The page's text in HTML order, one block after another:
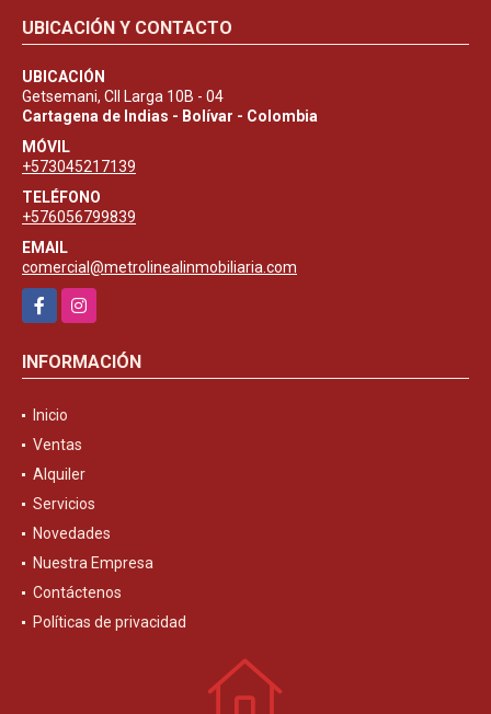
UBICACIÓN Y CONTACTO
UBICACIÓN
Getsemani, Cll Larga 10B - 04
Cartagena de Indias - Bolívar - Colombia
MÓVIL
+573045217139
TELÉFONO
+576056799839
EMAIL
comercial@metrolinealinmobiliaria.com
FacebookInstagram
INFORMACIÓN
Inicio
Ventas
Alquiler
Servicios
Novedades
Nuestra Empresa
Contáctenos
Políticas de privacidad